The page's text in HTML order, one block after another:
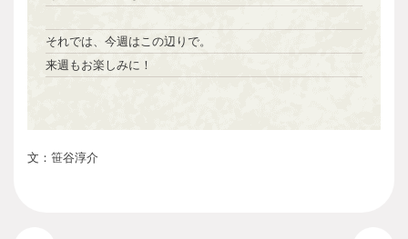
それでは、今週はこの辺りで。
来週もお楽しみに！
文：笹谷淳介